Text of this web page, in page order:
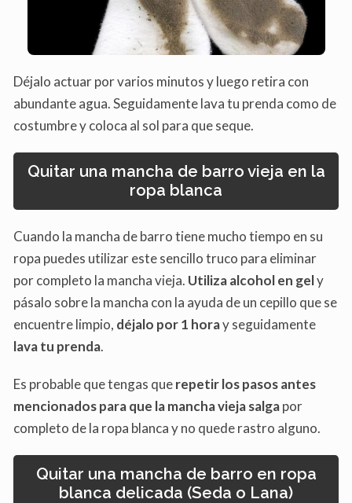
Déjalo actuar por varios minutos y luego retira con
abundante agua. Seguidamente lava tu prenda como de
costumbre y coloca al sol para que seque.
Quitar una mancha de barro vieja en la
ropa blanca
Cuando la mancha de barro tiene mucho tiempo en su
ropa puedes utilizar este sencillo truco para eliminar
por completo la mancha vieja. Utiliza alcohol en gely
pásalo sobre la mancha con la ayuda de un cepillo que se
encuentre limpio, déjalo por 1 horay seguidamente
lava tu prenda.
Es probable que tengas querepetir los pasos antes
mencionados para que la mancha vieja salgapor
completo de la ropa blanca y no quede rastro alguno.
Quitar una mancha de barro en ropa
blanca delicada (Seda o Lana)